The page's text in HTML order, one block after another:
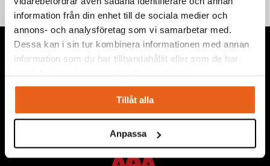
information från din enhet till de sociala medier och
annons- och analysföretag som vi samarbetar med.
Dessa kan i sin tur kombinera informationen med annan
information som du har tillhandahållit eller som de har
Tillåt alla
Anpassa
Vi levererar högkvalitativa ”produkter för proffs”, under
eget varumärke, med fokus på problemlösning inom service,
montage, bygg, anläggning, underhåll, reparation och
installation.